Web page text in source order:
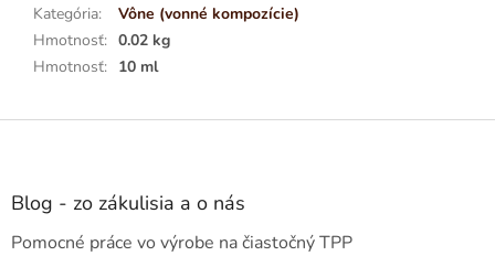
Kategória:
Vône (vonné kompozície)
Hmotnosť: 0.02 kg
Hmotnosť: 10 ml
Z
Blog - zo zákulisia a o nás
Pomocné práce vo výrobe na čiastočný TPP